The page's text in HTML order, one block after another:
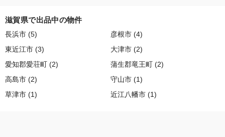
滋賀県で出品中の物件
長浜市 (5) 彦根市 (4)
東近江市 (3) 大津市 (2)
愛知郡愛荘町 (2) 蒲生郡竜王町 (2)
高島市 (2) 守山市 (1)
草津市 (1) 近江八幡市 (1)